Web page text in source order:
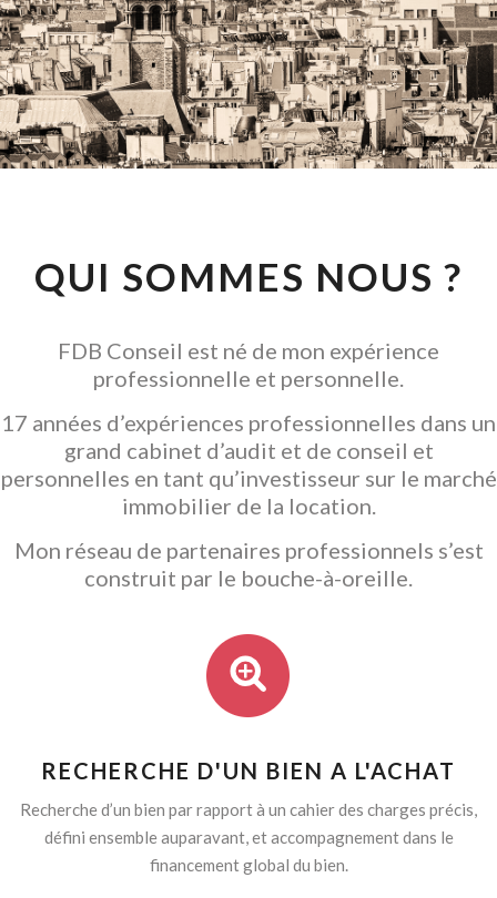
CONSEIL EN
INVESTISSEMENT
LOCATIF
GARANTIR L' ACQUISITION
QUI SOMMES NOUS ?
FDB Conseil est né de mon expérience
professionnelle et personnelle.
17 années d’expériences professionnelles dans un
grand cabinet d’audit et de conseil et
personnelles en tant qu’investisseur sur le marché
immobilier de la location.
Mon réseau de partenaires professionnels s’est
construit par le bouche-à-oreille.
RECHERCHE D'UN BIEN A L'ACHAT
Recherche d’un bien par rapport à un cahier des charges précis,
défini ensemble auparavant, et accompagnement dans le
financement global du bien.